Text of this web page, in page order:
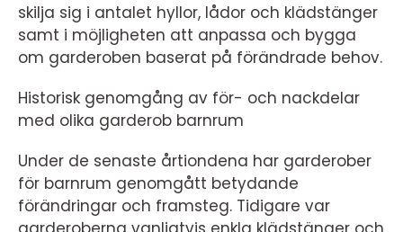
skilja sig i antalet hyllor, lådor och klädstänger
samt i möjligheten att anpassa och bygga
om garderoben baserat på förändrade behov.
Historisk genomgång av för- och nackdelar
med olika garderob barnrum
Under de senaste årtiondena har garderober
för barnrum genomgått betydande
förändringar och framsteg. Tidigare var